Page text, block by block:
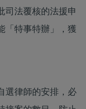
司法覆核的法援申
「特事特辦」，獲
選律師的安排，必